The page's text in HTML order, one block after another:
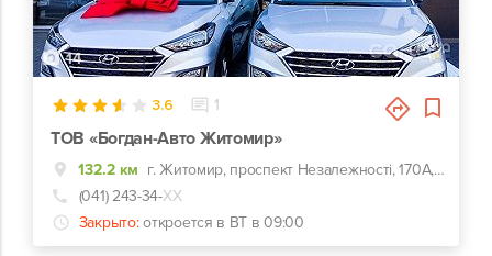
14
3.6 1
ТОВ «Богдан-Авто Житомир»
132.2 км
г. Житомир, проспект Незалежності, 170А, Hyundai - Хюндай Житомир
(041) 243-34-ХХ
Закрыто: откроется в ВТ в 09:00